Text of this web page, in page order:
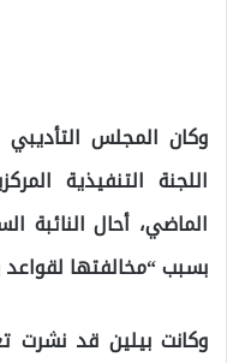
وكان المجلس التأديبي
اللجنة التنفيذية
الماضي، أحال النائبة
بسبب “مخالفتها
وكانت بيلين قد نشرت